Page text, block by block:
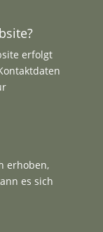
erfolgt
erhoben,
es sich